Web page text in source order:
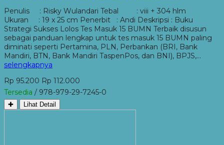
Penulis : Risky Wulandari Tebal : viii + 304 hlm
Ukuran : 19 x 25 cm Penerbit : Andi Deskripsi : Buku
Strategi Sukses Lolos Tes Masuk 15 BUMN Terbaik disusun
sebagai panduan lengkap untuk tes masuk 15 BUMN paling
diminati seperti Pertamina, PLN, Perbankan (BRI, Bank
Mandiri, BTN, Bank Mandiri TaspenPos, dan BNI), BPJS,…
selengkapnya
Rp 95.200 Rp 112.000
Tersedia / 978-979-29-7245-0
✚ Lihat Detail